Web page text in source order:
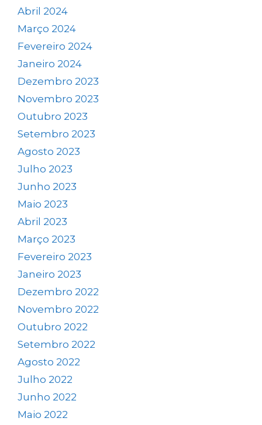
Abril 2024
Março 2024
Fevereiro 2024
Janeiro 2024
Dezembro 2023
Novembro 2023
Outubro 2023
Setembro 2023
Agosto 2023
Julho 2023
Junho 2023
Maio 2023
Abril 2023
Março 2023
Fevereiro 2023
Janeiro 2023
Dezembro 2022
Novembro 2022
Outubro 2022
Setembro 2022
Agosto 2022
Julho 2022
Junho 2022
Maio 2022